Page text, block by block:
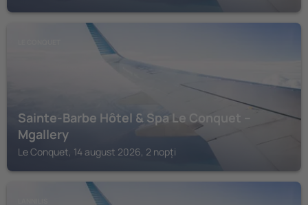
Sainte-Barbe Hôtel & Spa Le Conquet –
Mgallery
Le Conquet, 14 august 2026, 2 nopți